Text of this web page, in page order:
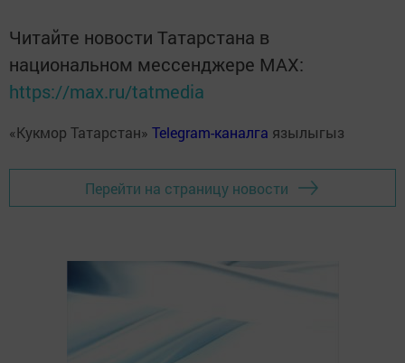
Читайте новости Татарстана в
национальном мессенджере MАХ:
https://max.ru/tatmedia
«Кукмор Татарстан» Telegram-каналга язылыгыз
Перейти на страницу новости